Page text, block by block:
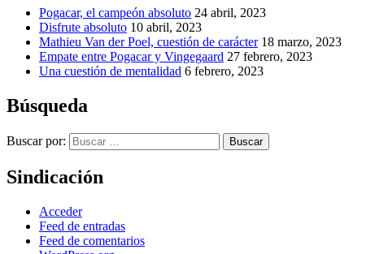
Pogacar, el campeón absoluto 24 abril, 2023
Disfrute absoluto 10 abril, 2023
Mathieu Van der Poel, cuestión de carácter 18 marzo, 2023
Empate entre Pogacar y Vingegaard 27 febrero, 2023
Una cuestión de mentalidad 6 febrero, 2023
Búsqueda
Buscar por: Buscar
Sindicación
Acceder
Feed de entradas
Feed de comentarios